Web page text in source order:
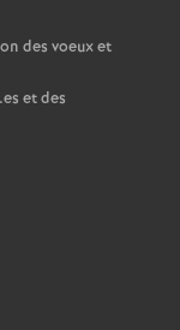
des voeux et
et des